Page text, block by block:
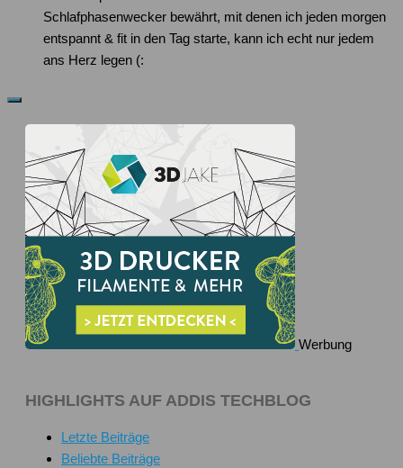
Schlafphasenwecker bewährt, mit denen ich jeden morgen
entspannt & fit in den Tag starte, kann ich echt nur jedem
ans Herz legen (:
Werbung
HIGHLIGHTS AUF ADDIS TECHBLOG
Letzte Beiträge
Beliebte Beiträge